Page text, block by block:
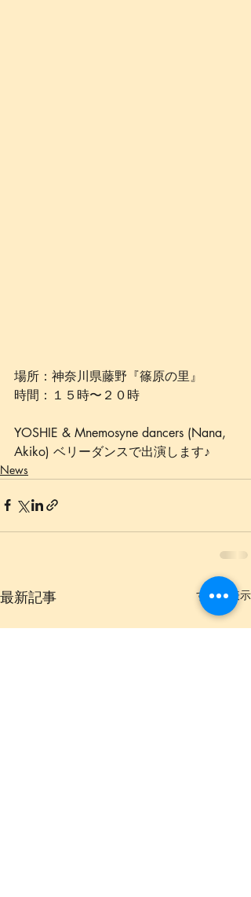
場所：神奈川県藤野『篠原の里』
時間：１５時〜２０時
YOSHIE & Mnemosyne dancers (Nana,
Akiko) ベリーダンスで出演します♪
News
最新記事 すべて表示